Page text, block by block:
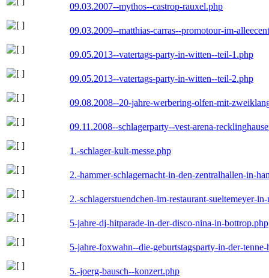
09.03.2007--mythos--castrop-rauxel.php
09.03.2009--matthias-carras--promotour-im-
09.05.2013--vatertags-party-in-witten--teil-1.php
09.05.2013--vatertags-party-in-witten--teil-2.php
09.08.2008--20-jahre-werbering-olfen-mit-
09.11.2008--schlagerparty--vest-arena-
1.-schlager-kult-messe.php
2.-hammer-schlagernacht-in-den-zentralhallen-in-
2.-schlagerstuendchen-im-restaurant-sueltemeyer-
5-jahre-dj-hitparade-in-der-disco-nina-in-bottrop.php
5-jahre-foxwahn--die-geburtstagsparty-in-der-tenne-
5.-joerg-bausch--konzert.php